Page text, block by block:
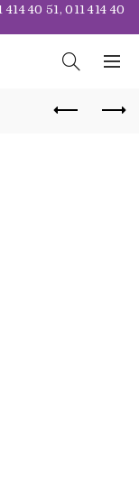
414 40 51,011 414 40